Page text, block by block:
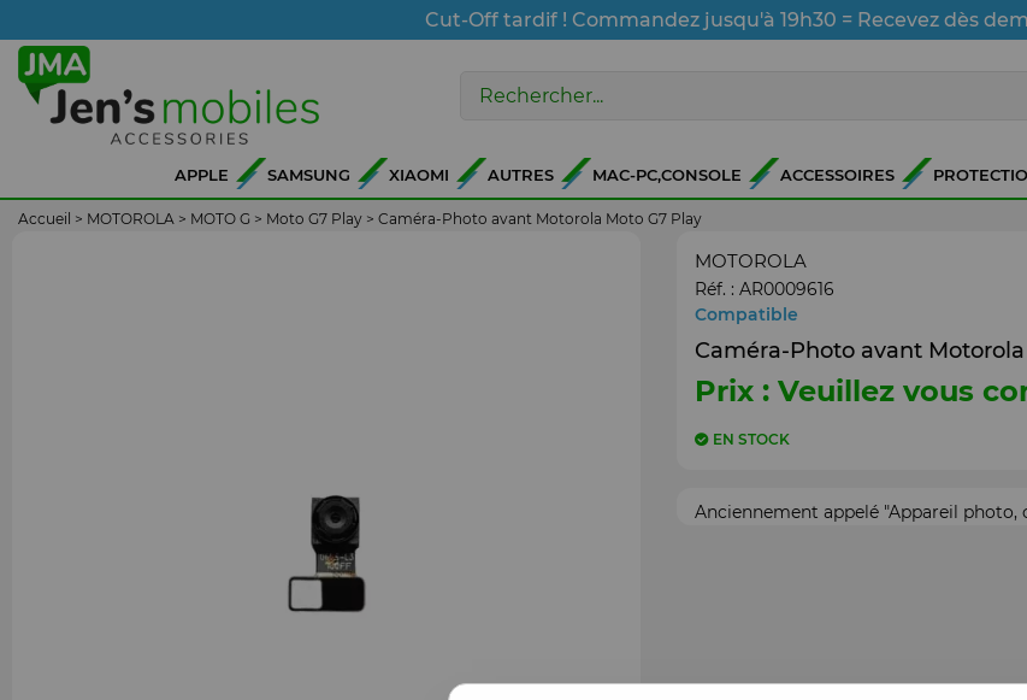
Cut-Off tardif ! Commandez jusqu'à 19h30 = Recevez dès
APPLE SAMSUNG XIAOMI AUTRES MAC-PC,CONSOLE ACCESSOIRES
Accueil > MOTOROLA > MOTO G > Moto G7 Play > Caméra-Photo avant Motorola Moto G7 Play
MOTOROLA
Réf. : AR0009616
Compatible
Caméra-Photo avant
Prix : Veuillez vous
EN STOCK
Anciennement appelé "Appareil photo,